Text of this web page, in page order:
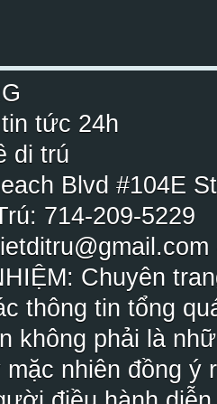
tức 24h
di trú
Blvd #104E
714-209-5229
Chuyên
thông tin tổng
không phải là
nhiên đồng ý